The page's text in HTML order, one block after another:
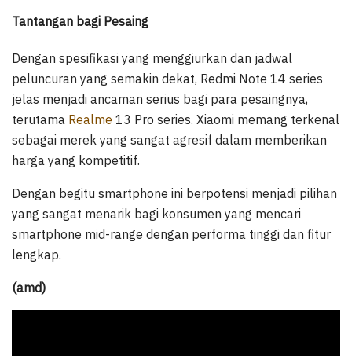
Tantangan bagi Pesaing
Dengan spesifikasi yang menggiurkan dan jadwal
peluncuran yang semakin dekat, Redmi Note 14 series
jelas menjadi ancaman serius bagi para pesaingnya,
terutama Realme 13 Pro series. Xiaomi memang terkenal
sebagai merek yang sangat agresif dalam memberikan
harga yang kompetitif.
Dengan begitu smartphone ini berpotensi menjadi pilihan
yang sangat menarik bagi konsumen yang mencari
smartphone mid-range dengan performa tinggi dan fitur
lengkap.
(amd)